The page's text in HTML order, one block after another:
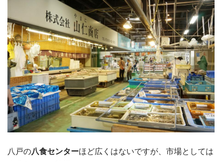
八戸の八食センターほど広くはないですが、市場としては